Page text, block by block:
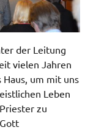
der Leitung
vielen Jahren
um mit uns
Leben
zu